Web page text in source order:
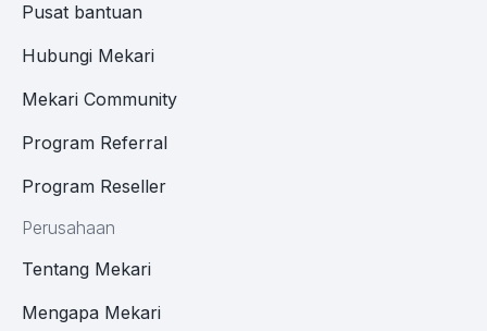
Pusat bantuan
Hubungi Mekari
Mekari Community
Program Referral
Program Reseller
Perusahaan
Tentang Mekari
Mengapa Mekari